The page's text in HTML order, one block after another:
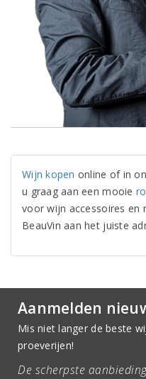
Wijn kopen online of in
u graag aan een mooie
voor wijn accessoires en
BeauVin aan het juiste
Aanmelden
Mis niet langer de beste
proeverijen!
De scherpste